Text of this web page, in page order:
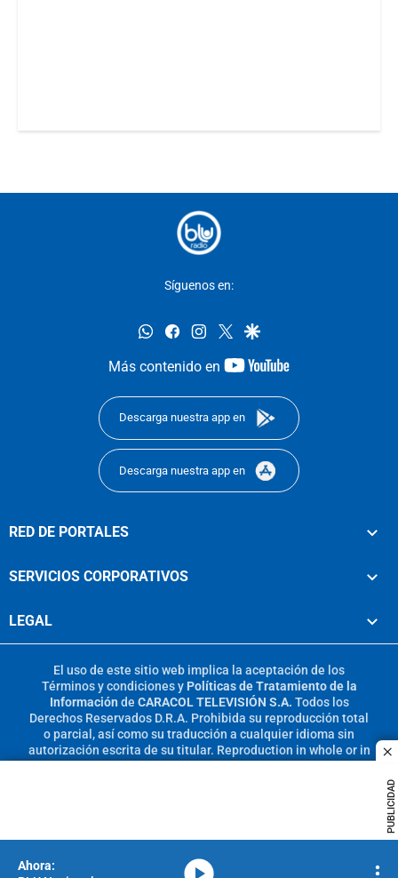
PUBLICIDAD
Síguenos en:
whatsappfacebookinstagram
twittergoogle
Más contenido en
youtube-
Descarga nuestra app en
Descarga nuestra app en
RED DE PORTALES
SERVICIOS CORPORATIVOS
LEGAL
El uso de este sitio web implica la aceptación de los
Términos y condicionesy Políticas de Tratamiento de la
Información de CARACOL TELEVISIÓN S.A. Todos los
Derechos Reservados D.R.A. Prohibida su reproducción total
o parcial, así como su traducción a cualquier idioma sin
autorización escrita de su titular. Reproduction in whole or in